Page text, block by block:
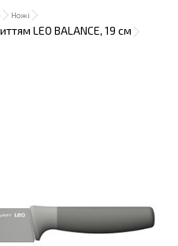
Ножі
LEO BALANCE, 19 см